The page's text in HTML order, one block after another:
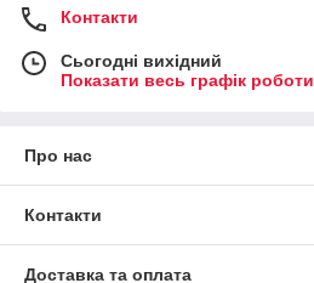
Контакти
Сьогодні вихідний
Показати весь графік роботи
Про нас
Контакти
Доставка та оплата